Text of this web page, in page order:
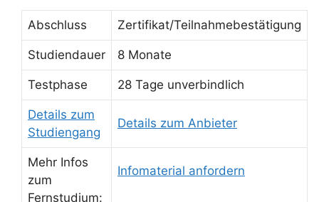
Abschluss Zertifikat/Teilnahmebestätigung
Studiendauer 8 Monate
Testphase 28 Tage unverbindlich
Details zum
Studiengang
Details zum Anbieter
Mehr Infos
zum
Fernstudium:
Infomaterial anfordern